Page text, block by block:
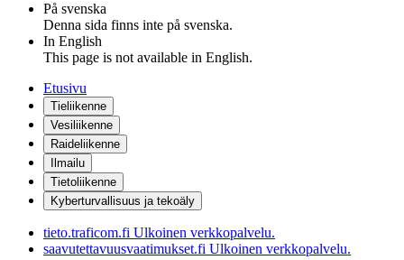
På svenska
Denna sida finns inte på svenska.
In English
This page is not available in English.
Etusivu
Tieliikenne
Vesiliikenne
Raideliikenne
Ilmailu
Tietoliikenne
Kyberturvallisuus ja tekoäly
tieto.traficom.fi Ulkoinen verkkopalvelu.
saavutettavuusvaatimukset.fi Ulkoinen verkkopalvelu.